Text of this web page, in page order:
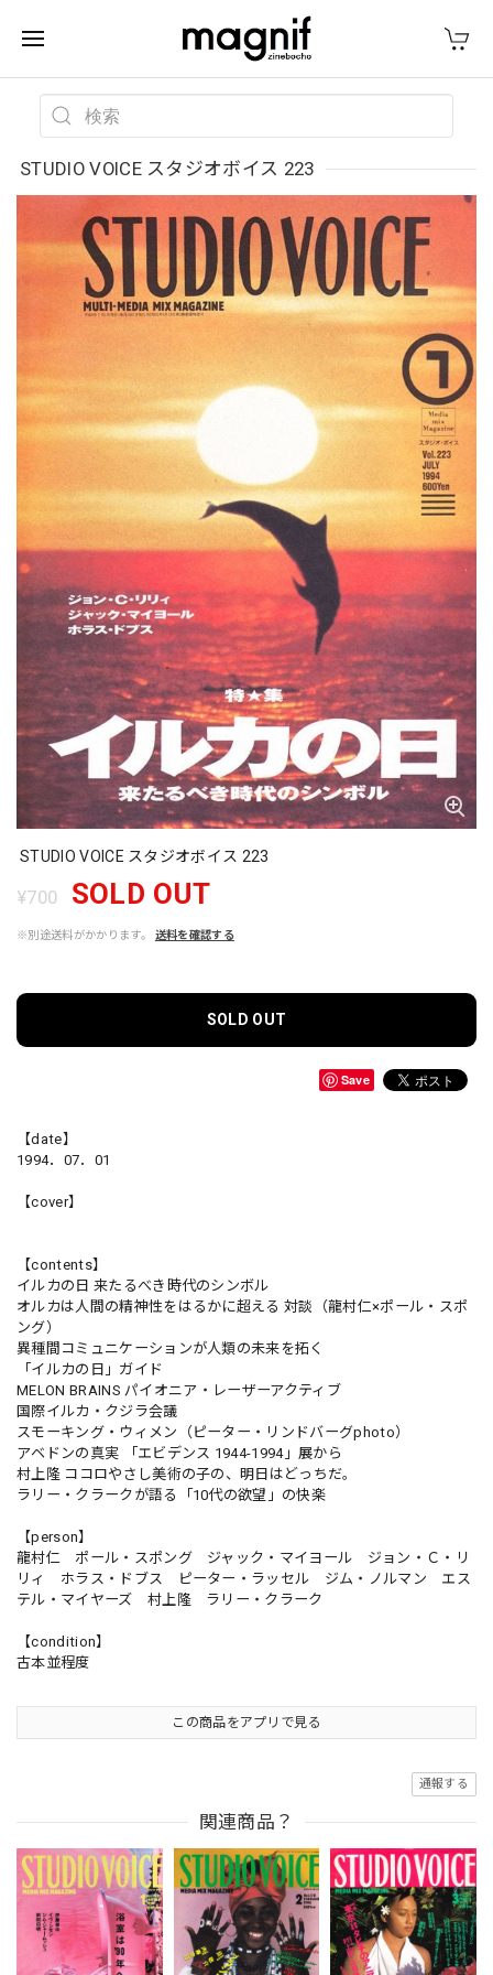
STUDIO VOICE スタジオボイス 223
STUDIO VOICE スタジオボイス 223
¥700 SOLD OUT
※別途送料がかかります。 送料を確認する
SOLD OUT
Save
【date】
1994．07．01
【cover】
【contents】
イルカの日 来たるべき時代のシンボル
オルカは人間の精神性をはるかに超える 対談（龍村仁×ポール・スポ
ング）
異種間コミュニケーションが人類の未来を拓く
「イルカの日」ガイド
MELON BRAINS パイオニア・レーザーアクティブ
国際イルカ・クジラ会議
スモーキング・ウィメン（ピーター・リンドバーグphoto）
アベドンの真実 「エビデンス 1944-1994」展から
村上隆 ココロやさし美術の子の、明日はどっちだ。
ラリー・クラークが語る「10代の欲望」の快楽
【person】
龍村仁 ポール・スポング ジャック・マイヨール ジョン・Ｃ・リ
リィ ホラス・ドブス ピーター・ラッセル ジム・ノルマン エス
テル・マイヤーズ 村上隆 ラリー・クラーク
【condition】
古本並程度
この商品をアプリで見る
通報する
関連商品？